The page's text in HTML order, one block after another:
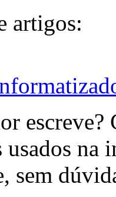
artigos:
usados na
sem